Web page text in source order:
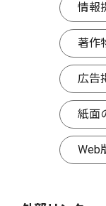
情報
著作
広告
紙面
Web